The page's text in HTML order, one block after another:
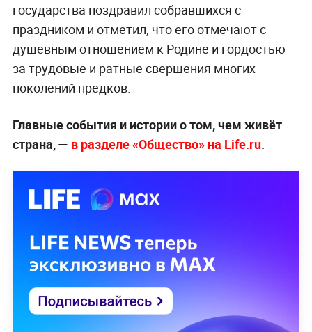
государства поздравил собравшихся с
праздником и отметил, что его отмечают с
душевным отношением к Родине и гордостью
за трудовые и ратные свершения многих
поколений предков.
Главные события и истории о том, чем живёт
страна, — в разделе «Общество» на Life.ru.